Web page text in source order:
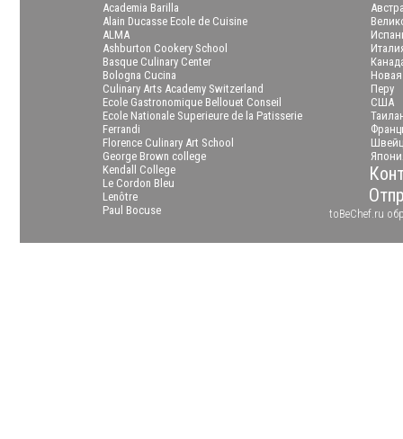
Academia Barilla
Alain Ducasse Ecole de Cuisine
ALMA
Ashburton Cookery School
Basque Culinary Center
Bologna Cucina
Culinary Arts Academy Switzerland
Ecole Gastronomique Bellouet Conseil
Ecole Nationale Superieure de la Patisserie
Ferrandi
Florence Culinary Art School
George Brown college
Kendall College
Le Cordon Bleu
Lenôtre
Paul Bocuse
Перу
США
toBeChef.ru